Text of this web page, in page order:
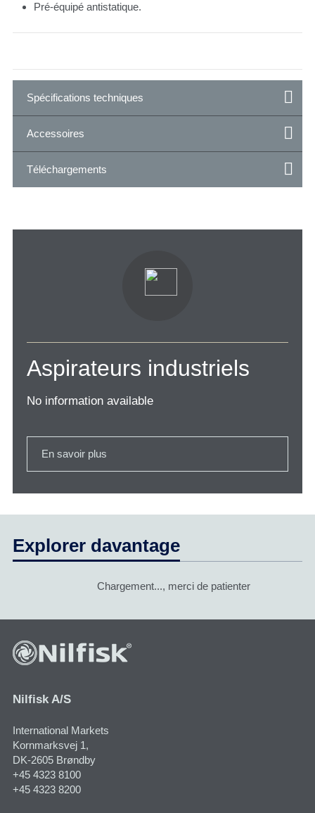
Pré-équipé antistatique.
Spécifications techniques
Accessoires
Téléchargements
Aspirateurs industriels
No information available
En savoir plus
Explorer davantage
Chargement..., merci de patienter
Nilfisk A/S
International Markets
Kornmarksvej 1​,
DK-2605 Brøndby
+45 4323 8100
+45 4323 8200